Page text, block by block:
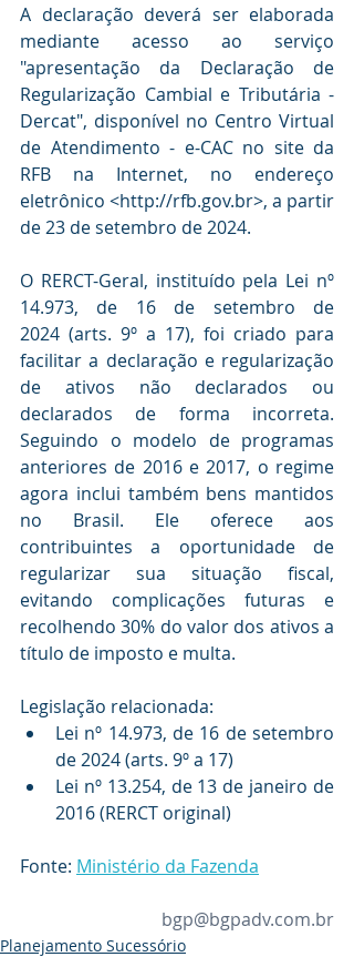
A declaração deverá ser elaborada
mediante acesso ao serviço
"apresentação da Declaração de
Regularização Cambial e Tributária -
Dercat", disponível no Centro Virtual
de Atendimento - e-CAC no site da
RFB na Internet, no endereço
eletrônico <http://rfb.gov.br>, a partir
de 23 de setembro de 2024.
O RERCT-Geral, instituído pela Lei nº
14.973, de 16 de setembro de
2024 (arts. 9º a 17), foi criado para
facilitar a declaração e regularização
de ativos não declarados ou
declarados de forma incorreta.
Seguindo o modelo de programas
anteriores de 2016 e 2017, o regime
agora inclui também bens mantidos
no Brasil. Ele oferece aos
contribuintes a oportunidade de
regularizar sua situação fiscal,
evitando complicações futuras e
recolhendo 30% do valor dos ativos a
título de imposto e multa.
Legislação relacionada:
Lei nº 14.973, de 16 de setembro
de 2024 (arts. 9º a 17)
Lei nº 13.254, de 13 de janeiro de
2016 (RERCT original)
Fonte: Ministério da Fazenda
bgp@bgpadv.com.br
Planejamento Sucessório